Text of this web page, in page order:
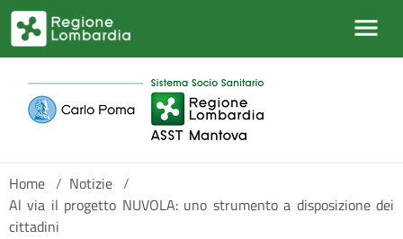
Salta al contenuto principale
Home / Notizie /
Al via il progetto NUVOLA: uno strumento a disposizione dei
cittadini